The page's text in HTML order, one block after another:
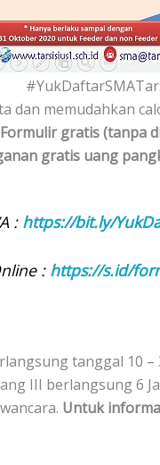
dan memudahkan
Formulir gratis (tanpa
gratis uang
: https://bit.ly/
: https://s.id/
tanggal 10
III berlangsung 6
Untuk